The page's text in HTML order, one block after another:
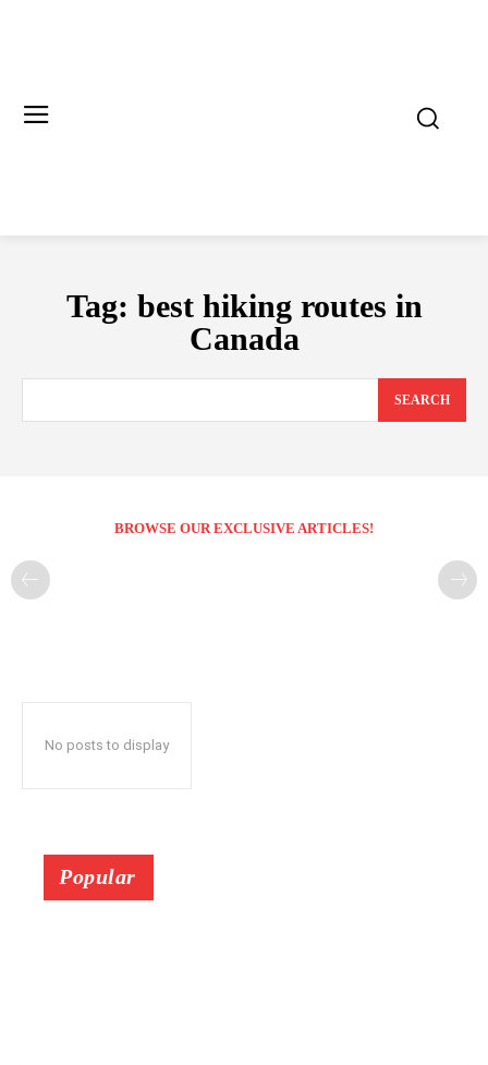
Tag: best hiking routes in
Canada
SEARCH
BROWSE OUR EXCLUSIVE ARTICLES!
No posts to display
Popular